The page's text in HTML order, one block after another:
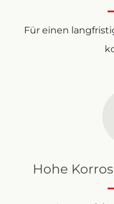
Für einen
Hohe